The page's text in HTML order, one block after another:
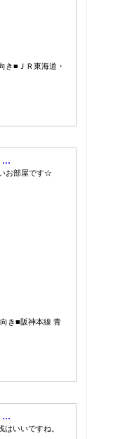
き■ＪＲ東海道・
…
お部屋です☆
き■阪神本線 青
…
いいですね。